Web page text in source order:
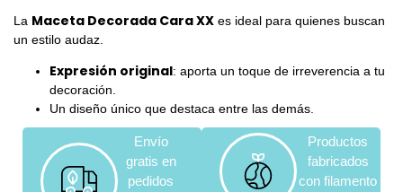
La Maceta Decorada Cara XX es ideal para quienes buscan
un estilo audaz.
Expresión original: aporta un toque de irreverencia a tu
decoración.
Un diseño único que destaca entre las demás.
Envío
gratis en
pedidos
Productos
fabricados
con filamento